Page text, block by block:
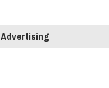
Advertising